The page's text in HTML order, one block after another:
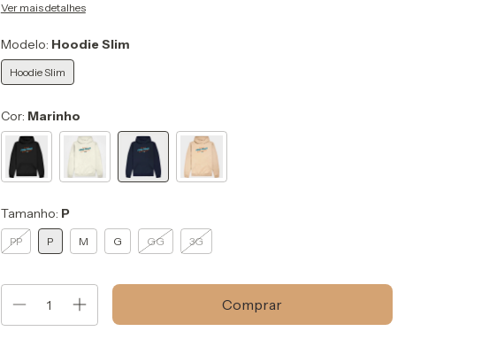
Ver mais detalhes
Modelo: Hoodie Slim
Hoodie Slim
Cor: Marinho
Tamanho: P
PP P M G GG 3G